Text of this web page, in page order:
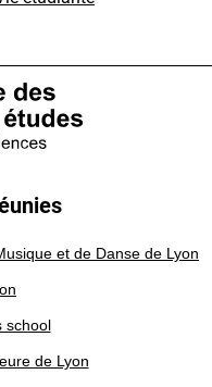
et de Danse de Lyon
school
de Lyon